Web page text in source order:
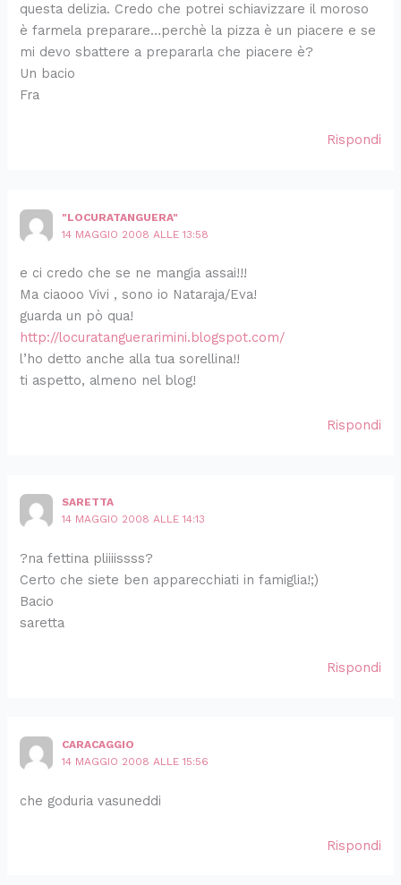
questa delizia. Credo che potrei schiavizzare il moroso
è farmela preparare…perchè la pizza è un piacere e se
mi devo sbattere a prepararla che piacere è?
Un bacio
Fra
Rispondi
"LOCURATANGUERA"
14 MAGGIO 2008 ALLE 13:58
e ci credo che se ne mangia assai!!!
Ma ciaooo Vivi , sono io Nataraja/Eva!
guarda un pò qua!
http://locuratanguerarimini.blogspot.com/
l’ho detto anche alla tua sorellina!!
ti aspetto, almeno nel blog!
Rispondi
SARETTA
14 MAGGIO 2008 ALLE 14:13
?na fettina pliiiissss?
Certo che siete ben apparecchiati in famiglia!;)
Bacio
saretta
Rispondi
CARACAGGIO
14 MAGGIO 2008 ALLE 15:56
che goduria vasuneddi
Rispondi